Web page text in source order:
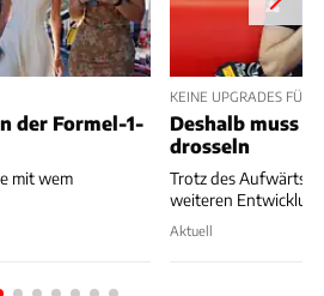
der Formel-1-
mit wem
KEINE UPGRADES FÜR
Deshalb muss
drosseln
Trotz des
weiteren
Aktuell